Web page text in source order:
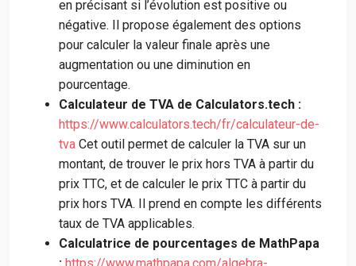
en précisant si l’évolution est positive ou
négative. Il propose également des options
pour calculer la valeur finale après une
augmentation ou une diminution en
pourcentage.
Calculateur de TVA de Calculators.tech :
https://www.calculators.tech/fr/calculateur-de-
tva Cet outil permet de calculer la TVA sur un
montant, de trouver le prix hors TVA à partir du
prix TTC, et de calculer le prix TTC à partir du
prix hors TVA. Il prend en compte les différents
taux de TVA applicables.
Calculatrice de pourcentages de MathPapa